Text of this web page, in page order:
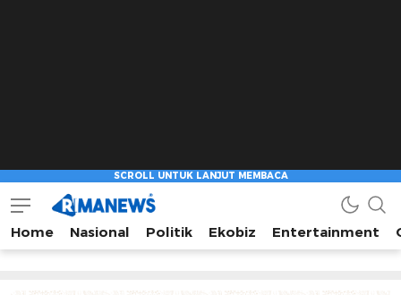
Home Nasional Politik Ekobiz Entertainment